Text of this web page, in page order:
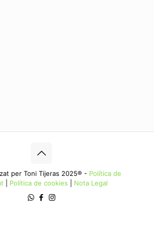
per Toni Tijeras 2025® - Política de
Política de cookies Nota Legal